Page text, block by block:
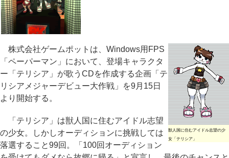
獣人国に住むアイドル志望の少
女「テリシア」
株式会社ゲームポットは、Windows用FPS
「ペーパーマン」において、登場キャラクタ
ー「テリシア」が歌うCDを作成する企画「テ
リシアメジャーデビュー大作戦」を9月15日
より開始する。
「テリシア」は獣人国に住むアイドル志望
の少女。しかしオーディションに挑戦しては
落選すること99回。「100回オーディション